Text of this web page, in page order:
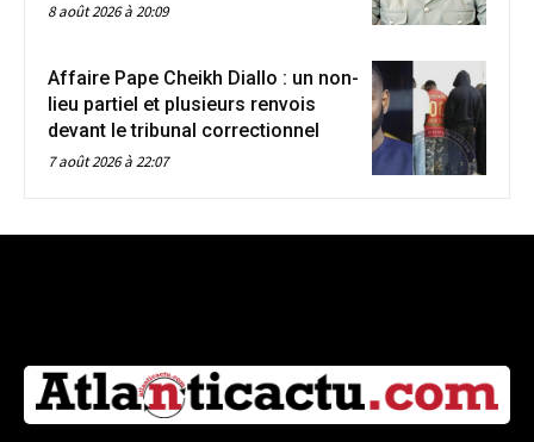
8 août 2026 à 20:09
Affaire Pape Cheikh Diallo : un non-
lieu partiel et plusieurs renvois
devant le tribunal correctionnel
7 août 2026 à 22:07